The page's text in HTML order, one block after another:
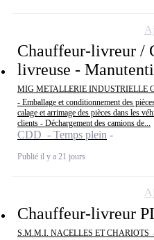
Chauffeur-livreur /
livreuse -
MIG METALLERIE INDUSTRIELLE
- Emballage et conditionnement des
calage et arrimage des pièces dans les
clients - Déchargement des camions de...
CDD - Temps plein
Publié il y a 21 jours
Chauffeur-livreur
S.M.M.I. NACELLES ET CHARIOTS